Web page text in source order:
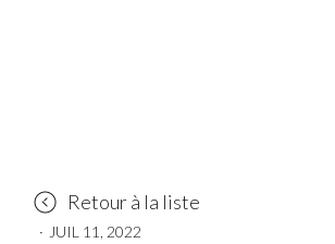
Retour à la liste
· JUIL 11, 2022